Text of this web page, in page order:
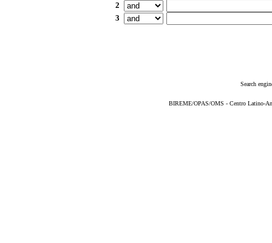
2
3
Search
BIREME/OPAS/OMS - Centro Latino-